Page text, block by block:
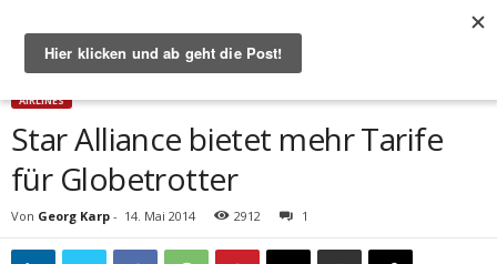
Start Airlines Star Alliance bietet mehr Tarife für Globetrotter
AIRLINES
Star Alliance bietet mehr Tarife
für Globetrotter
Von Georg Karp - 14. Mai 2014 2912 1